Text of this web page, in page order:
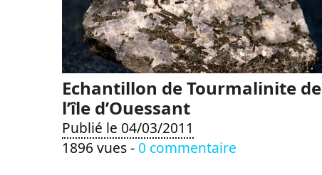
Echantillon de Tourmalinite de
l’île d’Ouessant
Publié le 04/03/2011
1896 vues - 0 commentaire